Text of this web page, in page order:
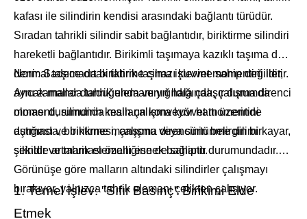
kafası ile silindirin kendisi arasındaki bağlantı türüdür.
Sıradan tahrikli silindir sabit bağlantıdır, biriktirme silindiri
hareketli bağlantıdır. Birikimli taşımaya kazıklı taşıma da
denir. Sadece ortak tahrik taşıma işlevine sahip değildir,
aynı zamanda tahrik elemanının hala çalışır durumda
olması durumunda malların konveyör hattı üzerinde
durması ve birikmesi, çalışma direncinin belirgin bir
şekilde artmaması özelliğine de sahiptir.
Normal taşımada biriktirme cihazı kuvvet momentini iletir.
Ancak mallar durduğunda ve yığıldığında, çalışma direnci
momenti, silindirin kesin çalışma kuvvet momentini
aştığında, biriktirme manşonu veya sürtünme dilimi kayar,
silindir ve tahrik elemanı esnek bağlantı durumundadır.
Görünüşe göre malların altındaki silindirler çalışmayı
bırakıyor, yalnızca tahrik elemanı çelikten çalışıyor.
1. Temel İşlev: "Sıfır Basınç" Birikimi Elde
Etmek